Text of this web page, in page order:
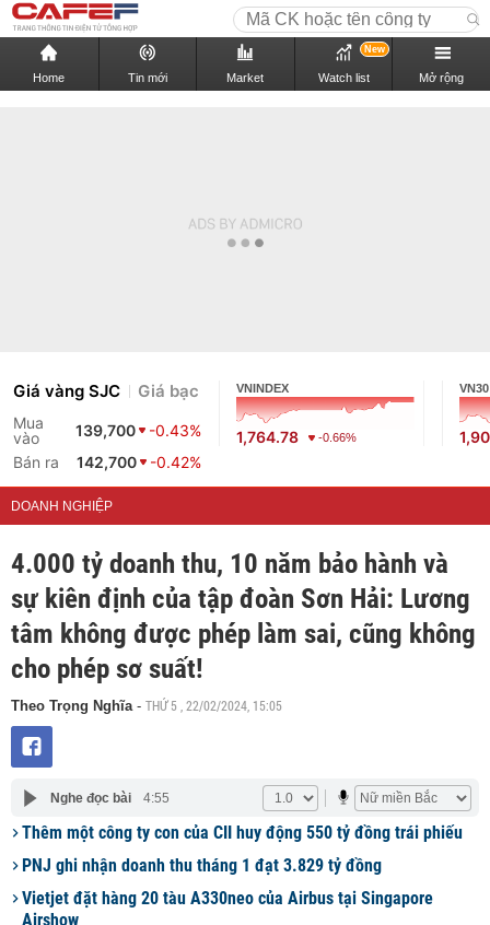
Home Tin mới Market Watch list
New
Mở rộng
Giá vàng SJC Giá bạc
Mua
vào
139,700
-0.43%
Bán ra
142,700 -0.42%
VNINDEX
1,764.78 -0.66%
VN30
DOANH NGHIỆP
4.000 tỷ doanh thu, 10 năm bảo hành và
sự kiên định của tập đoàn Sơn Hải: Lương
tâm không được phép làm sai, cũng không
cho phép sơ suất!
Theo Trọng Nghĩa - THỨ 5 , 22/02/2024, 15:05
Nghe đọc bài 4:55
Thêm một công ty con của CII huy động 550 tỷ đồng trái phiếu
PNJ ghi nhận doanh thu tháng 1 đạt 3.829 tỷ đồng
Vietjet đặt hàng 20 tàu A330neo của Airbus tại Singapore
Airshow